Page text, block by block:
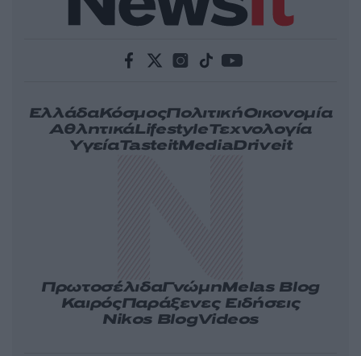
ΕλλάδαΚόσμοςΠολιτικήΟικονομία
ΑθλητικάLifestyleΤεχνολογία
ΥγείαTasteitMediaDriveit
ΠρωτοσέλιδαΓνώμηMelas Blog
ΚαιρόςΠαράξενες Ειδήσεις
Nikos BlogVideos